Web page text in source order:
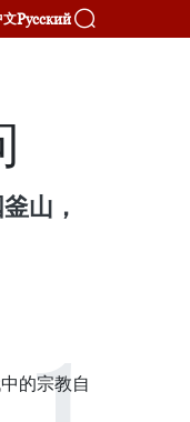
文Русский
山，
的宗教自